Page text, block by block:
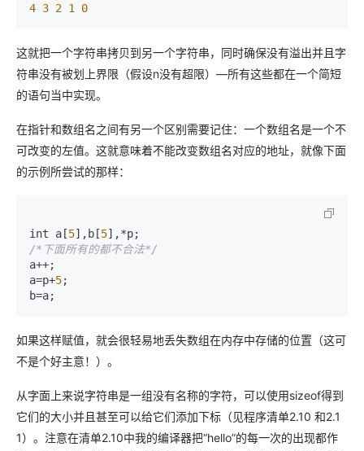
4 3 2 1 0
这就把一个字符串拷贝到另一个字符串，同时确保没有溢出并且字
符串没有被划上界限（假设n没有超限）—所有这些都在一个简短
的语句当中实现。
在指针和数组名之间有另一个区别需要记住：一个数组名是一个不
可改变的左值。这就意味着不能改变数组名对应的地址，就像下面
的示例所尝试的那样：
int a[5],b[5
/*下面所有的都不合法*/
a++;
a=p+5;
如果这样赋值，就会很轻易地丢失数组在内存中存储的位置（这可
不是个好主意！）。
从字面上来说字符串是一组没有名称的字符，可以使用sizeof得到
它们的大小并且甚至可以给它们添加下标（见程序清单2.10 和2.1
1）。注意在清单2.10中我的编译器把“hello”的每一次的出现都作